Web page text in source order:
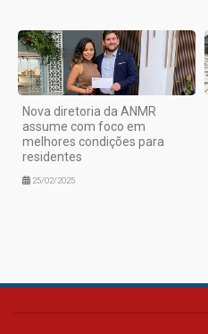
Nova diretoria da ANMR
assume com foco em
melhores condições para
residentes
25/02/2025